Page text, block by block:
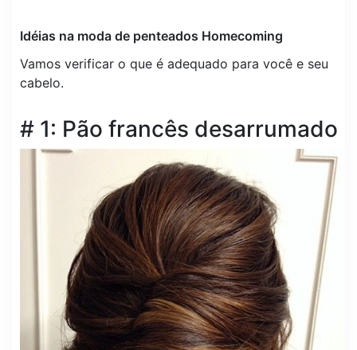
Idéias na moda de penteados Homecoming
Vamos verificar o que é adequado para você e seu
cabelo.
# 1: Pão francês desarrumado